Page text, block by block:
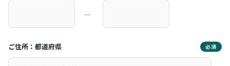
―
ご住所：都道府県 必須